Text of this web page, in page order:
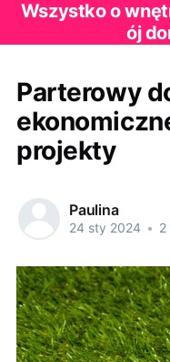
Wszystko o
ój
Parterowy
projekty
Paulina
24 sty 2024 • 2